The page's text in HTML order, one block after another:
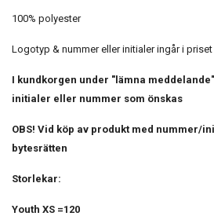
100% polyester
Logotyp & nummer eller initialer ingår i priset
I kundkorgen under "lämna
initialer eller nummer som önskas
OBS! Vid köp av produkt med nummer/
bytesrätten
Storlekar:
Youth XS =120